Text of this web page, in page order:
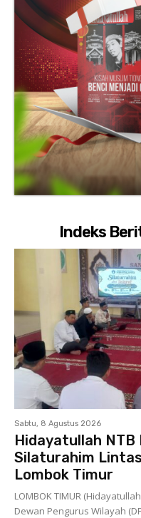
Indeks
Sabtu, 8 Agustus 2026
Hidayatullah
Silaturahim
Lombok Timur
LOMBOK TIMUR
Dewan Pengurus Wilayah